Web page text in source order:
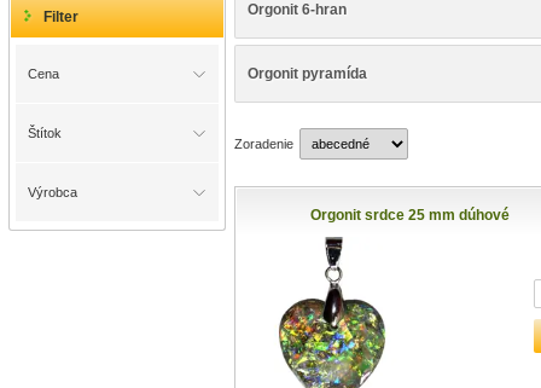
Filter
Cena
Štítok
Výrobca
Orgonit 6-hran
Orgonit pyramída
Zoradenie
Orgonit srdce 25 mm dúhové